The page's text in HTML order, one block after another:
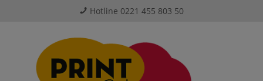
Hotline 0221 455 803 50